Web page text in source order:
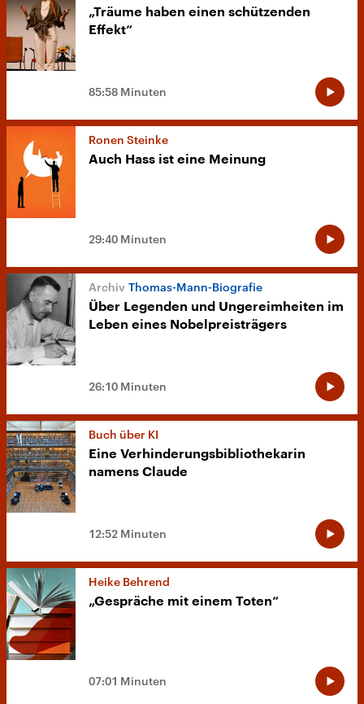
„Träume haben einen schützenden
Effekt“
85:58 Minuten
Ronen Steinke
Auch Hass ist eine Meinung
29:40 Minuten
Thomas-Mann-Biografie
Über Legenden und Ungereimheiten im
Leben eines Nobelpreisträgers
26:10 Minuten
Buch über KI
Eine Verhinderungsbibliothekarin
namens Claude
12:52 Minuten
Heike Behrend
„Gespräche mit einem Toten“
07:01 Minuten